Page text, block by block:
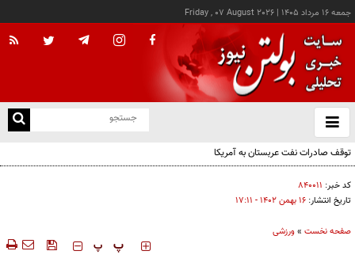
جمعه ۱۶ مرداد ۱۴۰۵ |
Friday , 07 August 2026
باز
و
کد خبر: ۸۴۰۰۱۱
تاریخ انتشار: ۱۶ بهمن ۱۴۰۲ - ۱۷:۱۱
صفحه نخست »ورزشی
‍‍‍ پ پ